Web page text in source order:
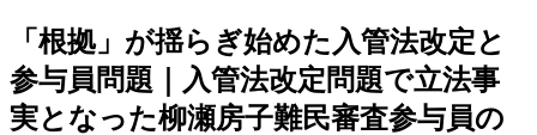
「根拠」が揺らぎ始めた入管法改定と
参与員問題｜入管法改定問題で立法事
実となった柳瀬房子難民審査参与員の